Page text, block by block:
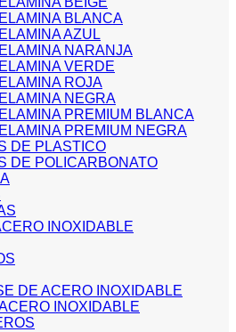
BLANCA
AZUL
NARANJA
VERDE
ROJA
NEGRA
PREMIUM BLANCA
PREMIUM NEGRA
DE PLASTICO
DE POLICARBONATO
INOXIDABLE
DE ACERO INOXIDABLE
INOXIDABLE